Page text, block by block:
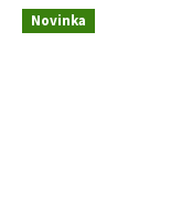
Novinka